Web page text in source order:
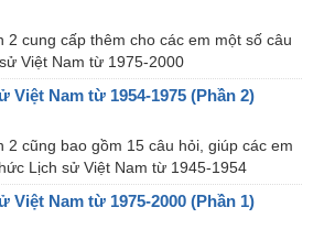
2 cung cấp thêm cho các em một số câu
Việt Nam từ 1975-2000
Việt Nam từ 1954-1975 (Phần 2)
2 cũng bao gồm 15 câu hỏi, giúp các em
Lịch sử Việt Nam từ 1945-1954
Việt Nam từ 1975-2000 (Phần 1)